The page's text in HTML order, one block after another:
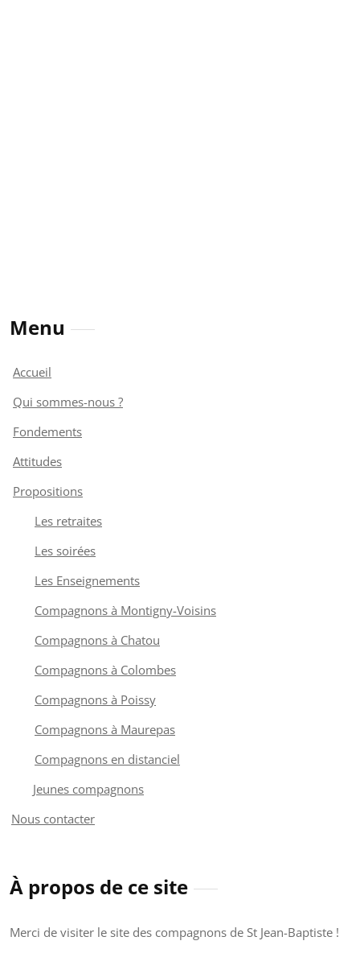
Menu
Accueil
Qui sommes-nous ?
Fondements
Attitudes
Propositions
Les retraites
Les soirées
Les Enseignements
Compagnons à Montigny-Voisins
Compagnons à Chatou
Compagnons à Colombes
Compagnons à Poissy
Compagnons à Maurepas
Compagnons en distanciel
Jeunes compagnons
Nous contacter
À propos de ce site
Merci de visiter le site des compagnons de St Jean-Baptiste !